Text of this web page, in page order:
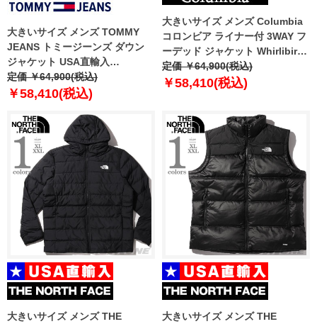
大きいサイズ メンズ TOMMY
JEANS トミージーンズ ダウン
ジャケット USA直輸入
dm0dm17229
定価 ￥64,900(税込)
￥58,410(税込)
大きいサイズ メンズ Columbia
コロンビア ライナー付 3WAY フ
ーデッド ジャケット Whirlibird
V Printed Interchange Jacket
USA直輸入 2105031
定価 ￥64,900(税込)
￥58,410(税込)
大きいサイズ メンズ THE
大きいサイズ メンズ THE